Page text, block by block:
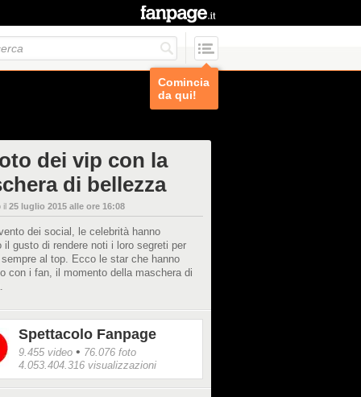
Comincia
da qui!
dei vip con la
di bellezza
il 25 luglio 2015 alle ore 16:08
dei social, le celebrità hanno
il gusto di rendere noti i loro segreti per
sempre al top. Ecco le star che hanno
con i fan, il momento della maschera di
Spettacolo Fanpage
9.455 video • 76.076 foto
4.053.404.316 visualizzazioni